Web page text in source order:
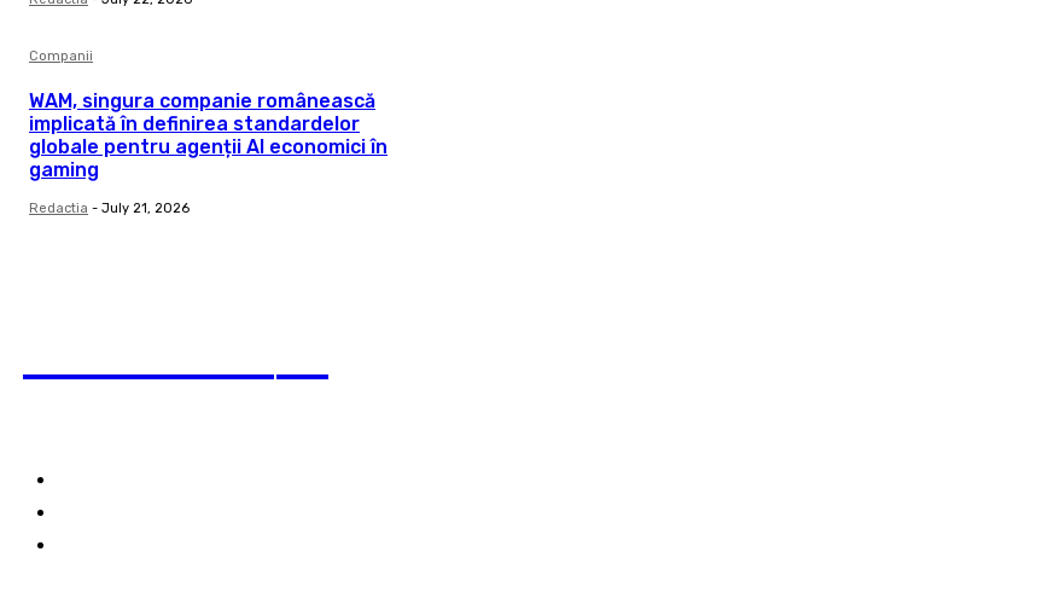
Companii
WAM, singura companie românească
implicată în definirea standardelor
globale pentru agenții AI economici în
gaming
Redactia - July 21, 2026